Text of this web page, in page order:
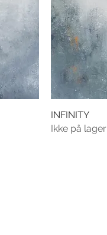
INFINITY
Ikke på lager